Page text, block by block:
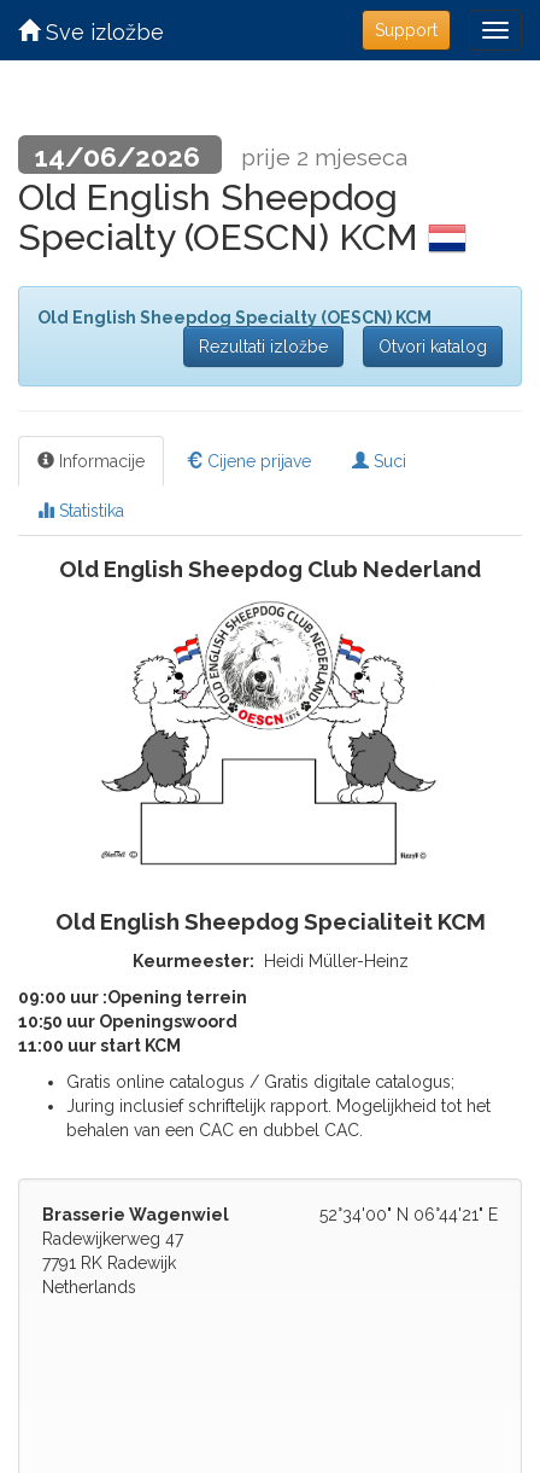
Support
Sve izložbe
14/06/2026 prije 2 mjeseca
Old English Sheepdog
Specialty (OESCN) KCM
Old English Sheepdog Specialty (OESCN) KCM
Rezultati izložbe
Otvori katalog
Informacije Cijene prijave Suci
Statistika
Old English Sheepdog Club Nederland
Old English Sheepdog Specialiteit KCM
Keurmeester: Heidi Müller-Heinz
09:00 uur :Opening terrein
10:50 uur Openingswoord
11:00 uur start KCM
Gratis online catalogus / Gratis digitale catalogus;
Juring inclusief schriftelijk rapport. Mogelijkheid tot het
behalen van een CAC en dubbel CAC.
52°34'00" N 06°44'21" E
Brasserie Wagenwiel
Radewijkerweg 47
7791 RK Radewijk
Netherlands